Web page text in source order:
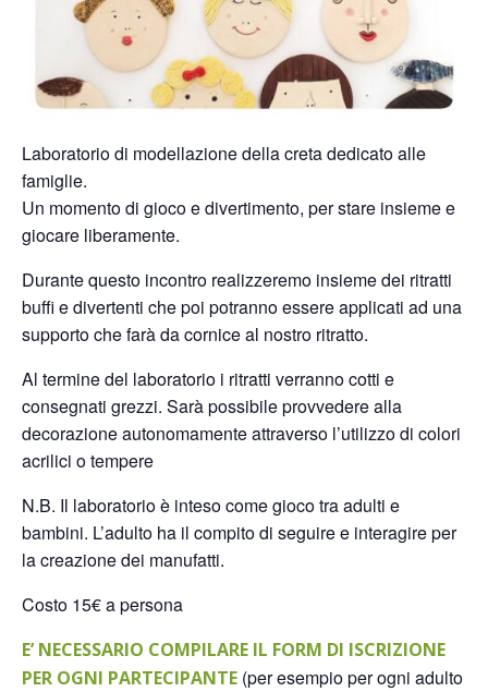
Laboratorio di modellazione della creta dedicato alle
famiglie.
Un momento di gioco e divertimento, per stare insieme e
giocare liberamente.
Durante questo incontro realizzeremo insieme dei ritratti
buffi e divertenti che poi potranno essere applicati ad una
supporto che farà da cornice al nostro ritratto.
Al termine del laboratorio i ritratti verranno cotti e
consegnati grezzi. Sarà possibile provvedere alla
decorazione autonomamente attraverso l’utilizzo di colori
acrilici o tempere
N.B. Il laboratorio è inteso come gioco tra adulti e
bambini. L’adulto ha il compito di seguire e interagire per
la creazione dei manufatti.
Costo 15€ a persona
E’ NECESSARIO COMPILARE IL FORM DI ISCRIZIONE
PER OGNI PARTECIPANTE (per esempio per ogni adulto